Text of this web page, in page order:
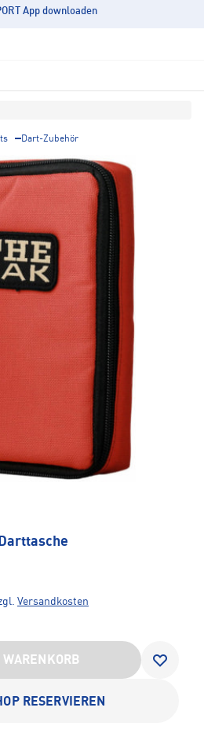
App downloaden
Dart-Zubehör
Versandkosten
WARENKORB
RESERVIEREN